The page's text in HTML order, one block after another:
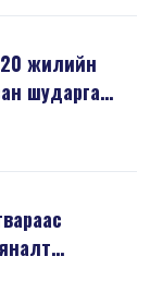
20 жилийн
шударга